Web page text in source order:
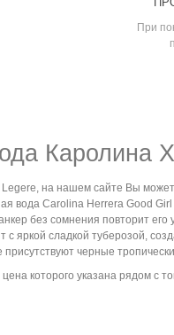
При
Каролина
на нашем сайте Вы
вода Carolina Herrera Good
без сомнения повторит его
с яркой сладкой туберозой,
черные
которого указана рядом с